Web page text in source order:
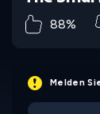
88%
Melden